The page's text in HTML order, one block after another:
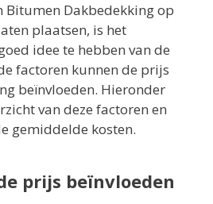
Bitumen Dakbedekking op
plaatsen, is het
idee te hebben van de
factoren kunnen de prijs
beïnvloeden. Hieronder
van deze factoren en
gemiddelde kosten.
prijs beïnvloeden